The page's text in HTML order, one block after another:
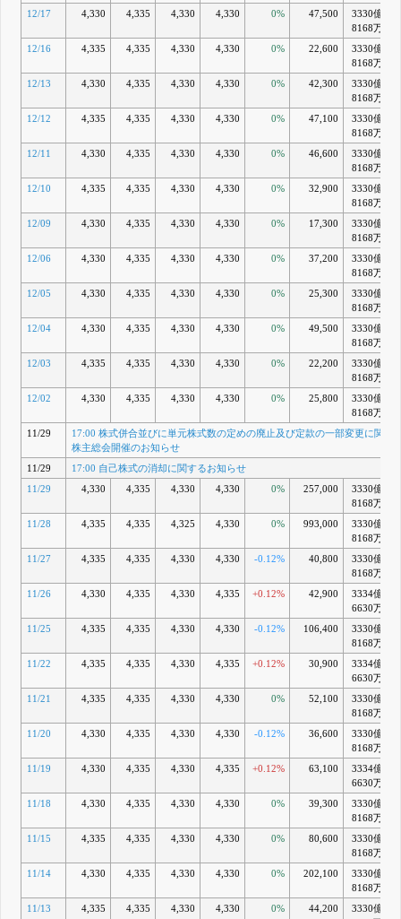
12/17 4,330 4,335 4,330 4,330 0% 47,500
3330億
8168万
12/16 4,335 4,335 4,330 4,330 0% 22,600
3330億
8168万
12/13 4,330 4,335 4,330 4,330 0% 42,300
3330億
8168万
12/12 4,335 4,335 4,330 4,330 0% 47,100
3330億
8168万
12/11 4,330 4,335 4,330 4,330 0% 46,600
3330億
8168万
12/10 4,335 4,335 4,330 4,330 0% 32,900
3330億
8168万
12/09 4,330 4,335 4,330 4,330 0% 17,300
3330億
8168万
12/06 4,330 4,335 4,330 4,330 0% 37,200
3330億
8168万
12/05 4,330 4,335 4,330 4,330 0% 25,300
3330億
8168万
12/04 4,330 4,335 4,330 4,330 0% 49,500
3330億
8168万
12/03 4,335 4,335 4,330 4,330 0% 22,200
3330億
8168万
12/02 4,330 4,335 4,330 4,330 0% 25,800
3330億
8168万
11/29
17:00 株式併合並びに単元株式数の定めの廃止及び定款の一部変更に関す
株主総会開催のお知らせ
11/29
17:00 自己株式の消却に関するお知らせ
11/29
4,330 4,335 4,330 4,330 0% 257,000
3330億
8168万
11/28 4,335 4,335 4,325 4,330 0% 993,000
3330億
8168万
11/27 4,335 4,335 4,330 4,330 -0.12% 40,800
3330億
8168万
11/26 4,330 4,335 4,330 4,335 +0.12% 42,900
3334億
6630万
11/25 4,335 4,335 4,330 4,330 -0.12% 106,400
3330億
8168万
11/22 4,335 4,335 4,330 4,335 +0.12% 30,900
3334億
6630万
11/21 4,335 4,335 4,330 4,330 0% 52,100
3330億
8168万
11/20 4,330 4,335 4,330 4,330 -0.12% 36,600
3330億
8168万
11/19 4,330 4,335 4,330 4,335 +0.12% 63,100
3334億
6630万
11/18 4,330 4,335 4,330 4,330 0% 39,300
3330億
8168万
11/15 4,335 4,335 4,330 4,330 0% 80,600
3330億
8168万
11/14 4,330 4,335 4,330 4,330 0% 202,100
3330億
8168万
11/13 4,335 4,335 4,330 4,330 0% 44,200
3330億